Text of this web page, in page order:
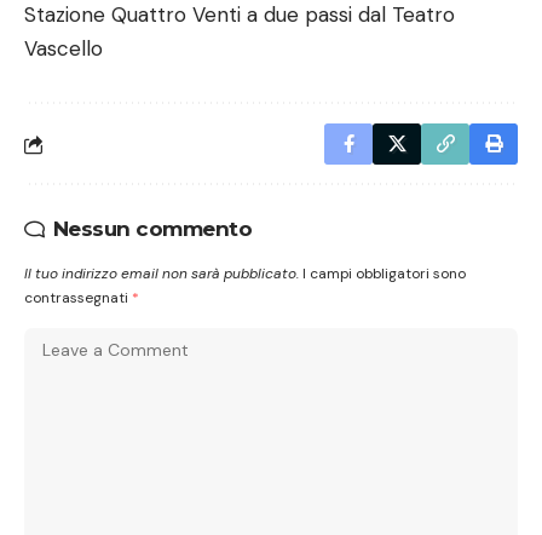
Stazione Quattro Venti a due passi dal Teatro
Vascello
Nessun commento
Il tuo indirizzo email non sarà pubblicato. I campi obbligatori sono
contrassegnati *